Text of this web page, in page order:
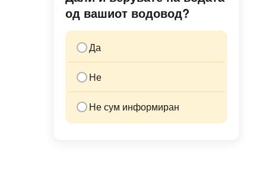
од вашиот водовод?
Да
Не
Не сум информиран